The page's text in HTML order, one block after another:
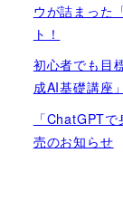
ウが詰まった
ト！
初心者でも目
成AI基礎講座
「ChatGPT
売のお知らせ